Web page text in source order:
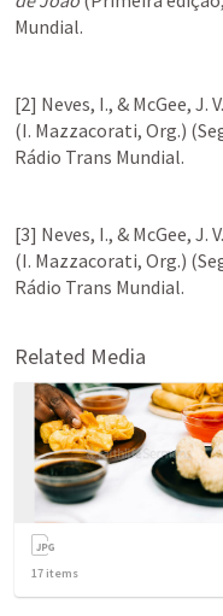
Mundial.
[2] Neves, I., & McGee, J.
(I. Mazzacorati, Org.)
Rádio Trans Mundial.
[3] Neves, I., & McGee, J.
(I. Mazzacorati, Org.)
Rádio Trans Mundial.
Related Media
17 items